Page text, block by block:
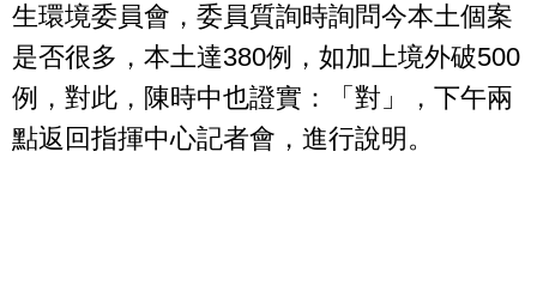
生環境委員會，委員質詢時詢問今本土個案
是否很多，本土達380例，如加上境外破500
例，對此，陳時中也證實：「對」，下午兩
點返回指揮中心記者會，進行說明。